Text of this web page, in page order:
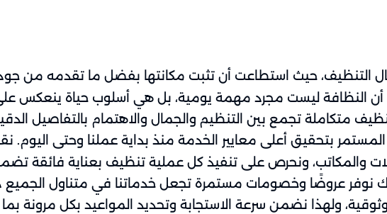
التنظيف، حيث استطاعت أن تثبت مكانتها بفضل ما تقدمه من
أن النظافة ليست مجرد مهمة يومية، بل هي أسلوب حياة ينعكس
متكاملة تجمع بين التنظيم والجمال والاهتمام بالتفاصيل
المستمر بتحقيق أعلى معايير الخدمة منذ بداية عملنا وحتى اليوم.
والمكاتب، ونحرص على تنفيذ كل عملية تنظيف بعناية فائقة
نوفر عروضًا وخصومات مستمرة تجعل خدماتنا في متناول
ولهذا نضمن سرعة الاستجابة وتحديد المواعيد بكل مرونة